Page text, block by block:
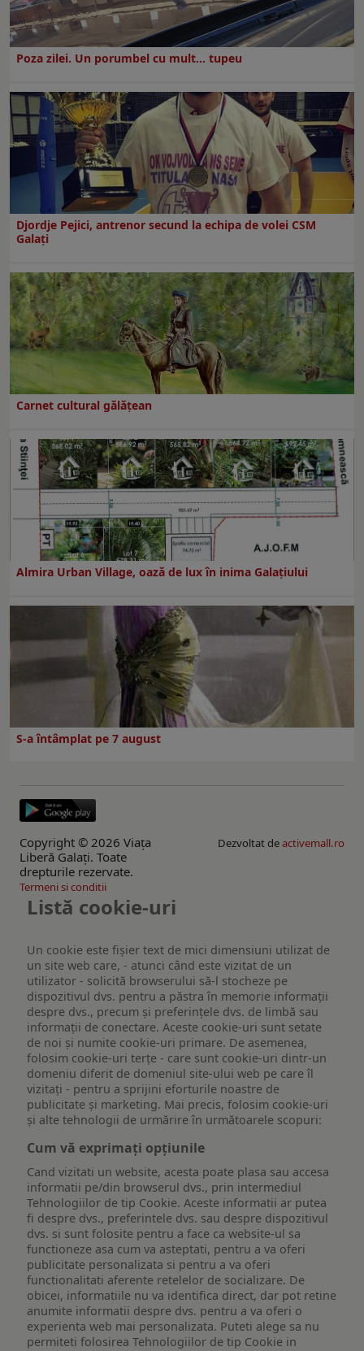
Poza zilei. Un porumbel cu mult… tupeu
Djordje Pejici, antrenor secund la echipa de volei CSM
Galați
Carnet cultural gălăţean
Almira Urban Village, oază de lux în inima Galațiului
S-a întâmplat pe 7 august
Copyright © 2026 Viaţa
Liberă Galaţi. Toate
drepturile rezervate.
Dezvoltat deactivemall.ro
Termeni si conditii
Listă cookie-uri
Un cookie este fişier text de mici dimensiuni utilizat de
un site web care, - atunci când este vizitat de un
utilizator - solicită browserului să-l stocheze pe
dispozitivul dvs. pentru a păstra în memorie informații
despre dvs., precum și preferințele dvs. de limbă sau
informații de conectare. Aceste cookie-uri sunt setate
de noi și numite cookie-uri primare. De asemenea,
folosim cookie-uri terțe - care sunt cookie-uri dintr-un
domeniu diferit de domeniul site-ului web pe care îl
vizitați - pentru a sprijini eforturile noastre de
publicitate și marketing. Mai precis, folosim cookie-uri
și alte tehnologii de urmărire în următoarele scopuri:
Cum vă exprimați opțiunile
Cand vizitati un website, acesta poate plasa sau accesa
informatii pe/din browserul dvs., prin intermediul
Tehnologiilor de tip Cookie. Aceste informatii ar putea
fi despre dvs., preferintele dvs. sau despre dispozitivul
dvs. si sunt folosite pentru a face ca website-ul sa
functioneze asa cum va asteptati, pentru a va oferi
publicitate personalizata si pentru a va oferi
functionalitati aferente retelelor de socializare. De
obicei, informatiile nu va identifica direct, dar pot retine
anumite informatii despre dvs. pentru a va oferi o
experienta web mai personalizata. Puteti alege sa nu
permiteti folosirea Tehnologiilor de tip Cookie in